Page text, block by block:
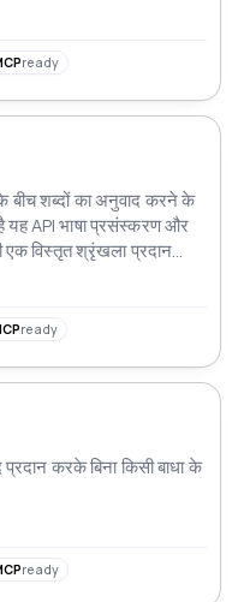
ready
बीच शब्दों का अनुवाद करने के
यह API भाषा प्रसंस्करण और
विस्तृत श्रृंखला प्रदान
ready
करके बिना किसी बाधा के
ready